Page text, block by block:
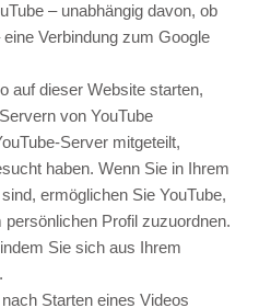
– unabhängig davon, ob
Verbindung zum Google
auf dieser Website starten,
von YouTube
Server mitgeteilt,
haben. Wenn Sie in Ihrem
ermöglichen Sie YouTube,
Profil zuzuordnen.
Sie sich aus Ihrem
Starten eines Videos